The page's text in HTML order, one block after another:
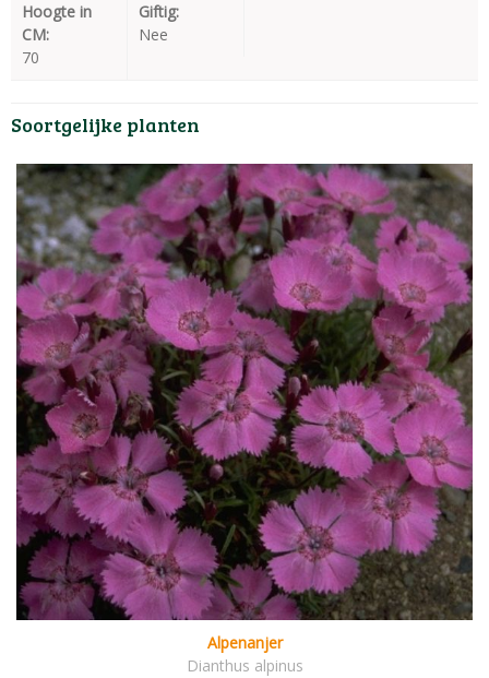
Hoogte in
CM:
70
Giftig:
Nee
Soortgelijke planten
Alpenanjer
Dianthus alpinus